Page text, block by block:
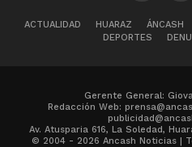
ACTUALIDAD HUARAZ ÁNCASH
DEPORTES
Gerente General:
Redacción Web:
Av. Atusparia 616, La Soledad,
© 2004 - 2026 Ancash Noticias |